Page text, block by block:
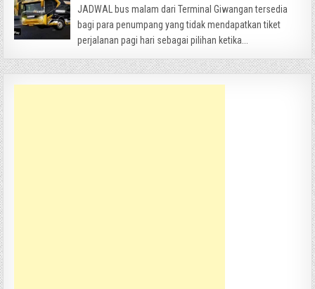
JADWAL bus malam dari Terminal Giwangan tersedia
bagi para penumpang yang tidak mendapatkan tiket
perjalanan pagi hari sebagai pilihan ketika...